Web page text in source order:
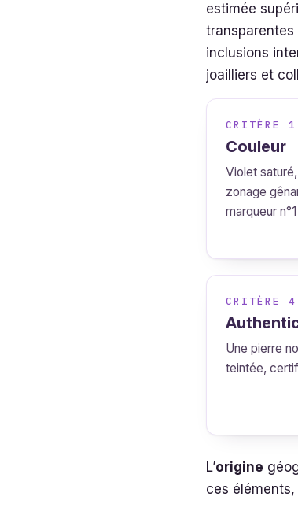
estimée
transparentes
inclusions
joailliers et
CRITÈRE 1
Couleur
Violet
zonage
marqueur
CRITÈRE 4
Une pierre
teintée,
L’origine
ces